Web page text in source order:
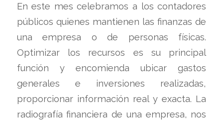
En este mes celebramos a los contadores
públicos quienes mantienen las finanzas de
una empresa o de personas físicas.
Optimizar los recursos es su principal
función y encomienda ubicar gastos
generales e inversiones realizadas,
proporcionar información real y exacta. La
radiografía financiera de una empresa, nos